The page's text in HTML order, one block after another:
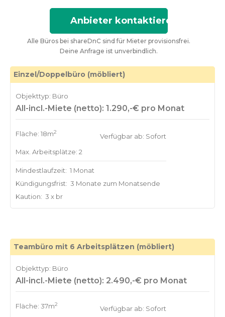
Anbieter kontaktieren
Alle Büros bei shareDnC sind für Mieter provisionsfrei.
Deine Anfrage ist unverbindlich.
Einzel/Doppelbüro (möbliert)
Objekttyp: Büro
All-incl.-Miete (netto): 1.290,-€ pro Monat
Fläche: 18m2
Max. Arbeitsplätze: 2
Verfügbar ab: Sofort
Mindestlaufzeit: 1 Monat
Kündigungsfrist: 3 Monate zum Monatsende
Kaution: 3 x br
Teambüro mit 6 Arbeitsplätzen (möbliert)
Objekttyp: Büro
All-incl.-Miete (netto): 2.490,-€ pro Monat
Fläche: 37m2
Verfügbar ab: Sofort